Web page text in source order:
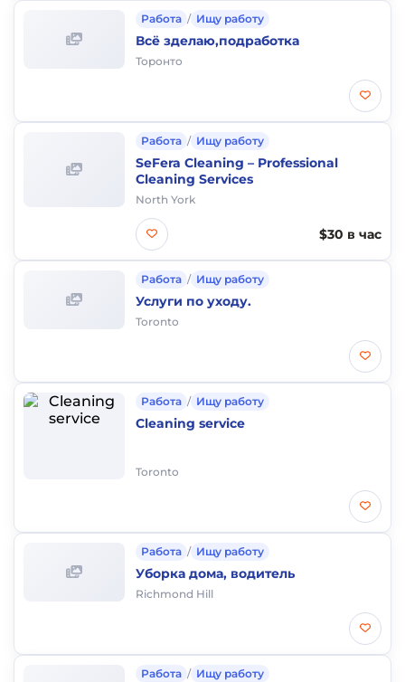
Работа / Ищу работу
Всё зделаю,подработка
Торонто
Работа / Ищу работу
SeFera Cleaning – Professional
Cleaning Services
North York
$30 в час
Работа / Ищу работу
Услуги по уходу.
Toronto
Работа / Ищу работу
Cleaning service
Toronto
Работа / Ищу работу
Уборка дома, водитель
Richmond Hill
Работа / Ищу работу